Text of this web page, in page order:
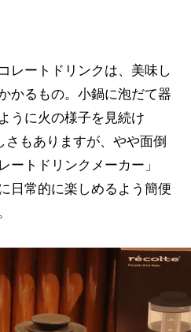
レートドリンクは、美味し
かるもの。小鍋に泡だて器
うに火の様子を見続け
もありますが、やや面倒
ートドリンクメーカー」
日常的に楽しめるよう簡便